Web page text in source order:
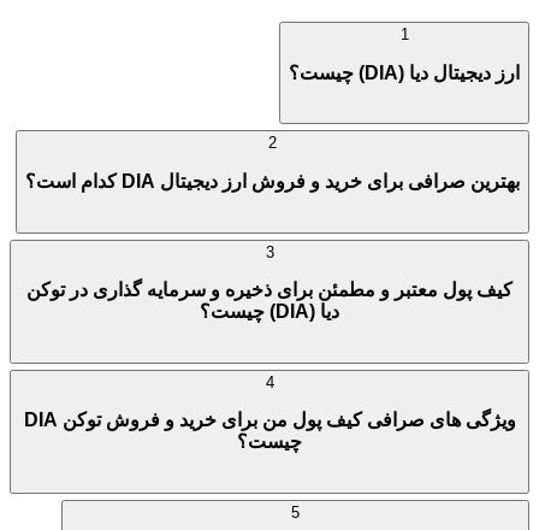
ارز دیجیتال دیا (DIA) چیست؟
بهترین صرافی برای خرید و فروش ارز دیجیتال DIA کدام است؟
کیف پول معتبر و مطمئن برای ذخیره و سرمایه گذاری در توکن
دیا (DIA) چیست؟
ویژگی های صرافی کیف پول من برای خرید و فروش توکن DIA
چیست؟